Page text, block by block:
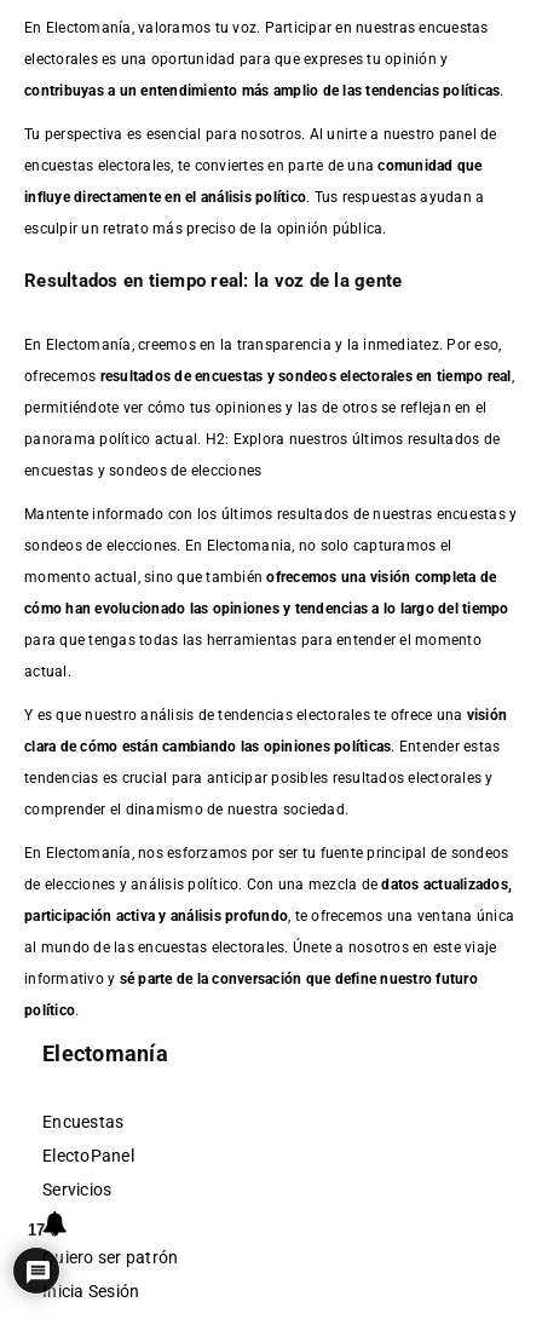
En Electomanía, valoramos tu voz. Participar en nuestras encuestas
electorales es una oportunidad para que expreses tu opinión y
contribuyas a un entendimiento más amplio de las tendencias políticas.
Tu perspectiva es esencial para nosotros. Al unirte a nuestro panel de
encuestas electorales, te conviertes en parte de unacomunidad que
influye directamente en el análisis político. Tus respuestas ayudan a
esculpir un retrato más preciso de la opinión pública.
Resultados en tiempo real: la voz de la gente
En Electomanía, creemos en la transparencia y la inmediatez. Por eso,
ofrecemos resultados deencuestas y sondeos electorales en tiempo real ,
permitiéndote ver cómo tus opiniones y las de otros se reflejan en el
panorama político actual. H2: Explora nuestros últimos resultados de
encuestas y sondeos de elecciones
Mantente informado con los últimos resultados de nuestras encuestasy
sondeos de elecciones. En Electomania, no solo capturamos el
momento actual, sino que tambiénofrecemos una visión completa de
cómo han evolucionado las opiniones y tendencias a lo largo del tiempo
para que tengas todas las herramientas para entender el momento
actual.
Y es que nuestro análisis de tendencias electorales te ofrece una visión
clara de cómo están cambiando las opiniones políticas. Entender estas
tendencias es crucial para anticipar posibles resultados electorales y
comprender el dinamismo de nuestra sociedad.
En Electomanía, nos esforzamos por ser tu fuente principal de sondeos
de elecciones y análisis político. Con una mezcla dedatos actualizados,
participación activa y análisis profundo, te ofrecemos una ventana única
al mundo de las encuestas electorales. Únete a nosotros en este viaje
informativo y sé parte de la conversación que define nuestro futuro
político.
Electomanía
Encuestas
ElectoPanel
Servicios
Quiero ser patrón
Inicia Sesión
17